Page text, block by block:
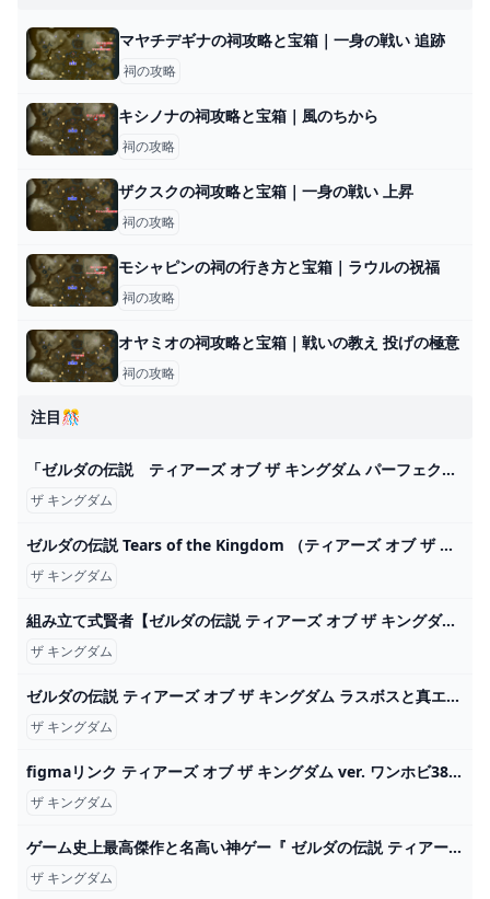
マヤチデギナの祠攻略と宝箱｜一身の戦い 追跡
祠の攻略
キシノナの祠攻略と宝箱｜風のちから
祠の攻略
ザクスクの祠攻略と宝箱｜一身の戦い 上昇
祠の攻略
モシャピンの祠の行き方と宝箱｜ラウルの祝福
祠の攻略
オヤミオの祠攻略と宝箱｜戦いの教え 投げの極意
祠の攻略
注目🎊
「ゼルダの伝説 ティアーズ オブ ザ キングダム パーフェクトガイド」ファミ通書籍編集部 [ゲーム攻略本] - KADOKAWA
ザ キングダム
ゼルダの伝説 Tears of the Kingdom （ティアーズ オブ ザ キングダム） Switch HAC-P-AXN7A ヤマダウェブコム
ザ キングダム
組み立て式賢者【ゼルダの伝説 ティアーズ オブ ザ キングダム】＃７７ - YouTube
ザ キングダム
ゼルダの伝説 ティアーズ オブ ザ キングダム ラスボスと真エンディング「UHD60fps４Ｋ」見るゲーム。 - YouTube
ザ キングダム
figmaリンク ティアーズ オブ ザ キングダム ver. ワンホビ38新作フィギュア展示フォトギャラリー
ザ キングダム
ゲーム史上最高傑作と名高い神ゲー『 ゼルダの伝説 ティアーズ オブ ザ キングダム 』#1 - YouTube
ザ キングダム